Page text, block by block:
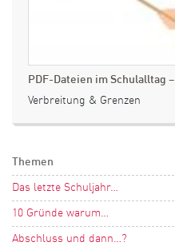
PDF-Dateien im Schulalltag –
Verbreitung & Grenzen
Themen
Das letzte Schuljahr…
10 Gründe warum…
Abschluss und dann…?